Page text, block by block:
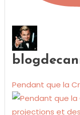
Pendant que la